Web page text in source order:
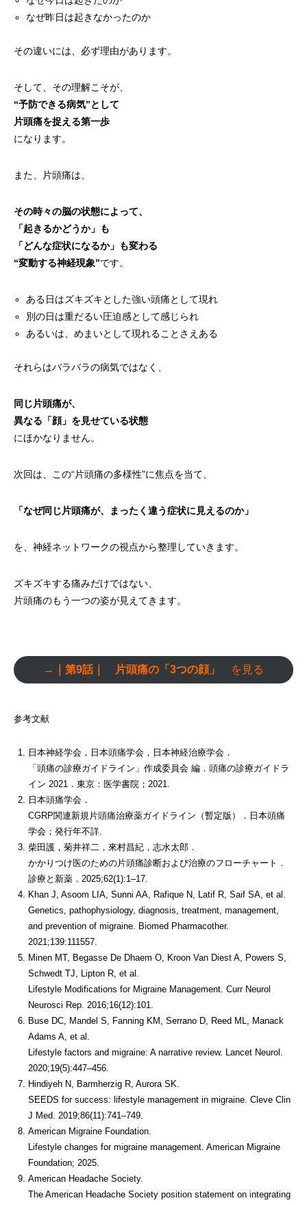
なぜ昨日は起きなかったのか
その違いには、必ず理由があります。
そして、その理解こそが、
“予防できる病気”として
片頭痛を捉える第一歩
になります。
また、片頭痛は、
その時々の脳の状態によって、
「起きるかどうか」も
「どんな症状になるか」も変わる
“変動する神経現象”です。
ある日はズキズキとした強い頭痛として現れ
別の日は重だるい圧迫感として感じられ
あるいは、めまいとして現れることさえある
それらはバラバラの病気ではなく、
同じ片頭痛が、
異なる「顔」を見せている状態
にほかなりません。
次回は、この“片頭痛の多様性”に焦点を当て、
「なぜ同じ片頭痛が、まったく違う症状に見えるのか」
を、神経ネットワークの視点から整理していきます。
ズキズキする痛みだけではない、
片頭痛のもう一つの姿が見えてきます。
→｜第9話｜ 片頭痛の「3つの顔」 を見る
参考文献
日本神経学会，日本頭痛学会，日本神経治療学会．
「頭痛の診療ガイドライン」作成委員会 編．頭痛の診療ガイドラ
イン 2021．東京：医学書院；2021.
日本頭痛学会．
CGRP関連新規片頭痛治療薬ガイドライン（暫定版）．日本頭痛
学会；発行年不詳.
柴田護，菊井祥二，來村昌紀，志水太郎．
かかりつけ医のための片頭痛診断および治療のフローチャート．
診療と新薬．2025;62(1):1–17.
Khan J, Asoom LIA, Sunni AA, Rafique N, Latif R, Saif SA, et al.
Genetics, pathophysiology, diagnosis, treatment, management,
and prevention of migraine. Biomed Pharmacother.
2021;139:111557.
Minen MT, Begasse De Dhaem O, Kroon Van Diest A, Powers S,
Schwedt TJ, Lipton R, et al.
Lifestyle Modifications for Migraine Management. Curr Neurol
Neurosci Rep. 2016;16(12):101.
Buse DC, Mandel S, Fanning KM, Serrano D, Reed ML, Manack
Adams A, et al.
Lifestyle factors and migraine: A narrative review. Lancet Neurol.
2020;19(5):447–456.
Hindiyeh N, Barmherzig R, Aurora SK.
SEEDS for success: lifestyle management in migraine. Cleve Clin
J Med. 2019;86(11):741–749.
American Migraine Foundation.
Lifestyle changes for migraine management. American Migraine
Foundation; 2025.
American Headache Society.
The American Headache Society position statement on integrating